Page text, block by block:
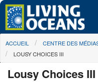
Skip to main content
À propos de nous
You are here
ACCUEIL CENTRE DES
LOUSY CHOICES III
Lousy Choices III